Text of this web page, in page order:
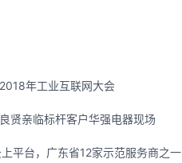
年工业互联网大会
贤亲临标杆客户华强电器现场
平台，广东省12家示范服务商之一